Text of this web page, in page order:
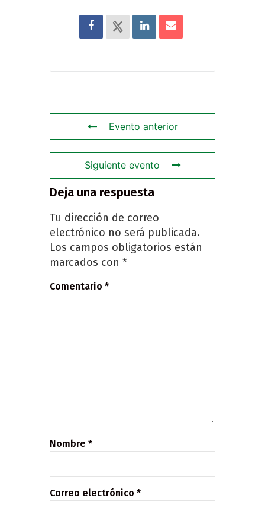
Evento anterior
Siguiente evento
Deja una respuesta
Tu dirección de correo
electrónico no será publicada.
Los campos obligatorios están
marcados con *
Comentario *
Nombre *
Correo electrónico *